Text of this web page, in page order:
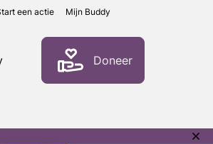
Doneer
een actie Mijn Buddy
Sluit